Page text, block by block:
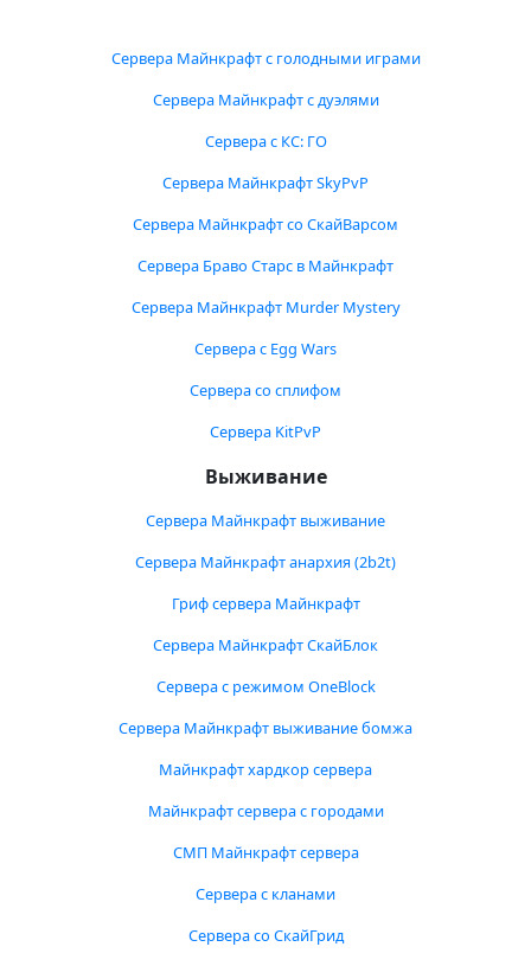
Сервера Майнкрафт с голодными играми
Сервера Майнкрафт с дуэлями
Сервера с КС: ГО
Сервера Майнкрафт SkyPvP
Сервера Майнкрафт со СкайВарсом
Сервера Браво Старс в Майнкрафт
Сервера Майнкрафт Murder Mystery
Сервера с Egg Wars
Сервера со сплифом
Сервера KitPvP
Выживание
Сервера Майнкрафт выживание
Сервера Майнкрафт анархия (2b2t)
Гриф сервера Майнкрафт
Сервера Майнкрафт СкайБлок
Сервера с режимом OneBlock
Сервера Майнкрафт выживание бомжа
Майнкрафт хардкор сервера
Майнкрафт сервера с городами
СМП Майнкрафт сервера
Сервера с кланами
Сервера со СкайГрид